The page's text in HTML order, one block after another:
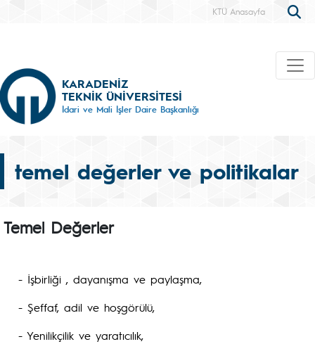
KTÜ Anasayfa
KARADENİZ
TEKNİK ÜNİVERSİTESİ
İdari ve Mali İşler Daire Başkanlığı
temel değerler ve politikalar
Temel Değerler
- İşbirliği , dayanışma ve paylaşma,
- Şeffaf, adil ve hoşgörülü,
- Yenilikçilik ve yaratıcılık,